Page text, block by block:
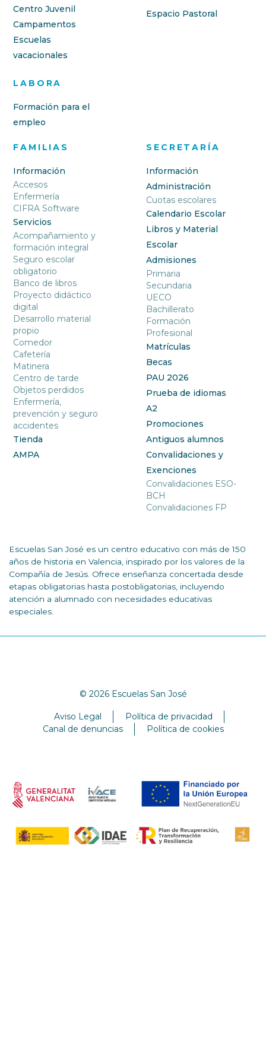
Centro Juvenil
Campamentos
Escuelas
vacacionales
LABORA
Formación para el
empleo
Espacio Pastoral
FAMILIAS
Información
Accesos
Enfermería
CIFRA Software
Servicios
Acompañamiento y
formación integral
Seguro escolar
obligatorio
Banco de libros
Proyecto didáctico
digital
Desarrollo material
propio
Comedor
Cafetería
Matinera
Centro de tarde
Objetos perdidos
Enfermería,
prevención y seguro
accidentes
Tienda
AMPA
SECRETARÍA
Información
Administración
Cuotas escolares
Calendario Escolar
Libros y Material
Escolar
Admisiones
Primaria
Secundaria
UECO
Bachillerato
Formación
Profesional
Matrículas
Becas
PAU 2026
Prueba de idiomas
A2
Promociones
Antiguos alumnos
Convalidaciones y
Exenciones
Convalidaciones ESO-
BCH
Convalidaciones FP
Escuelas San José es un centro educativo con más de 150
años de historia en Valencia, inspirado por los valores de la
Compañía de Jesús. Ofrece enseñanza concertada desde
etapas obligatorias hasta postobligatorias, incluyendo
atención a alumnado con necesidades educativas
especiales.
© 2026 Escuelas San José
Aviso Legal
Política de privacidad
Canal de denuncias
Política de cookies